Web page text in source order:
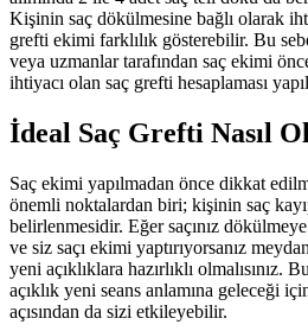
Kişinin saç dökülmesine bağlı olarak
grefti ekimi farklılık gösterebilir. Bu
veya uzmanlar tarafından saç ekimi
ihtiyacı olan saç grefti hesaplaması
İdeal Saç Grefti Nasıl
Saç ekimi yapılmadan önce dikkat
önemli noktalardan biri; kişinin saç
belirlenmesidir. Eğer saçınız
ve siz saçı ekimi yaptırıyorsanız
yeni açıklıklara hazırlıklı olmalısınız.
açıklık yeni seans anlamına geleceği
açısından da sizi etkileyebilir.